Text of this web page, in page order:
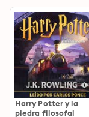
Harry Potter y la
piedra filosofal